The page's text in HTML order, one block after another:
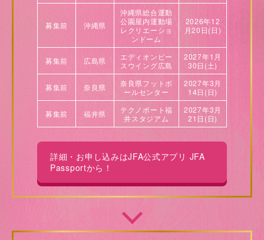
募集前 沖縄県
沖縄県総合運動
公園屋内運動場
レクリエーショ
ンドーム
2026年12
月20日(日)
募集前 広島県
エディオンピー
スウイング広島
2027年1月
30日(土)
募集前 奈良県
奈良県フットボ
ールセンター
2027年3月
14日(日)
募集前 福井県
テクノポート福
井スタジアム
2027年3月
21日(日)
詳細・お申し込みはJFA公式アプリ JFA
Passportから！